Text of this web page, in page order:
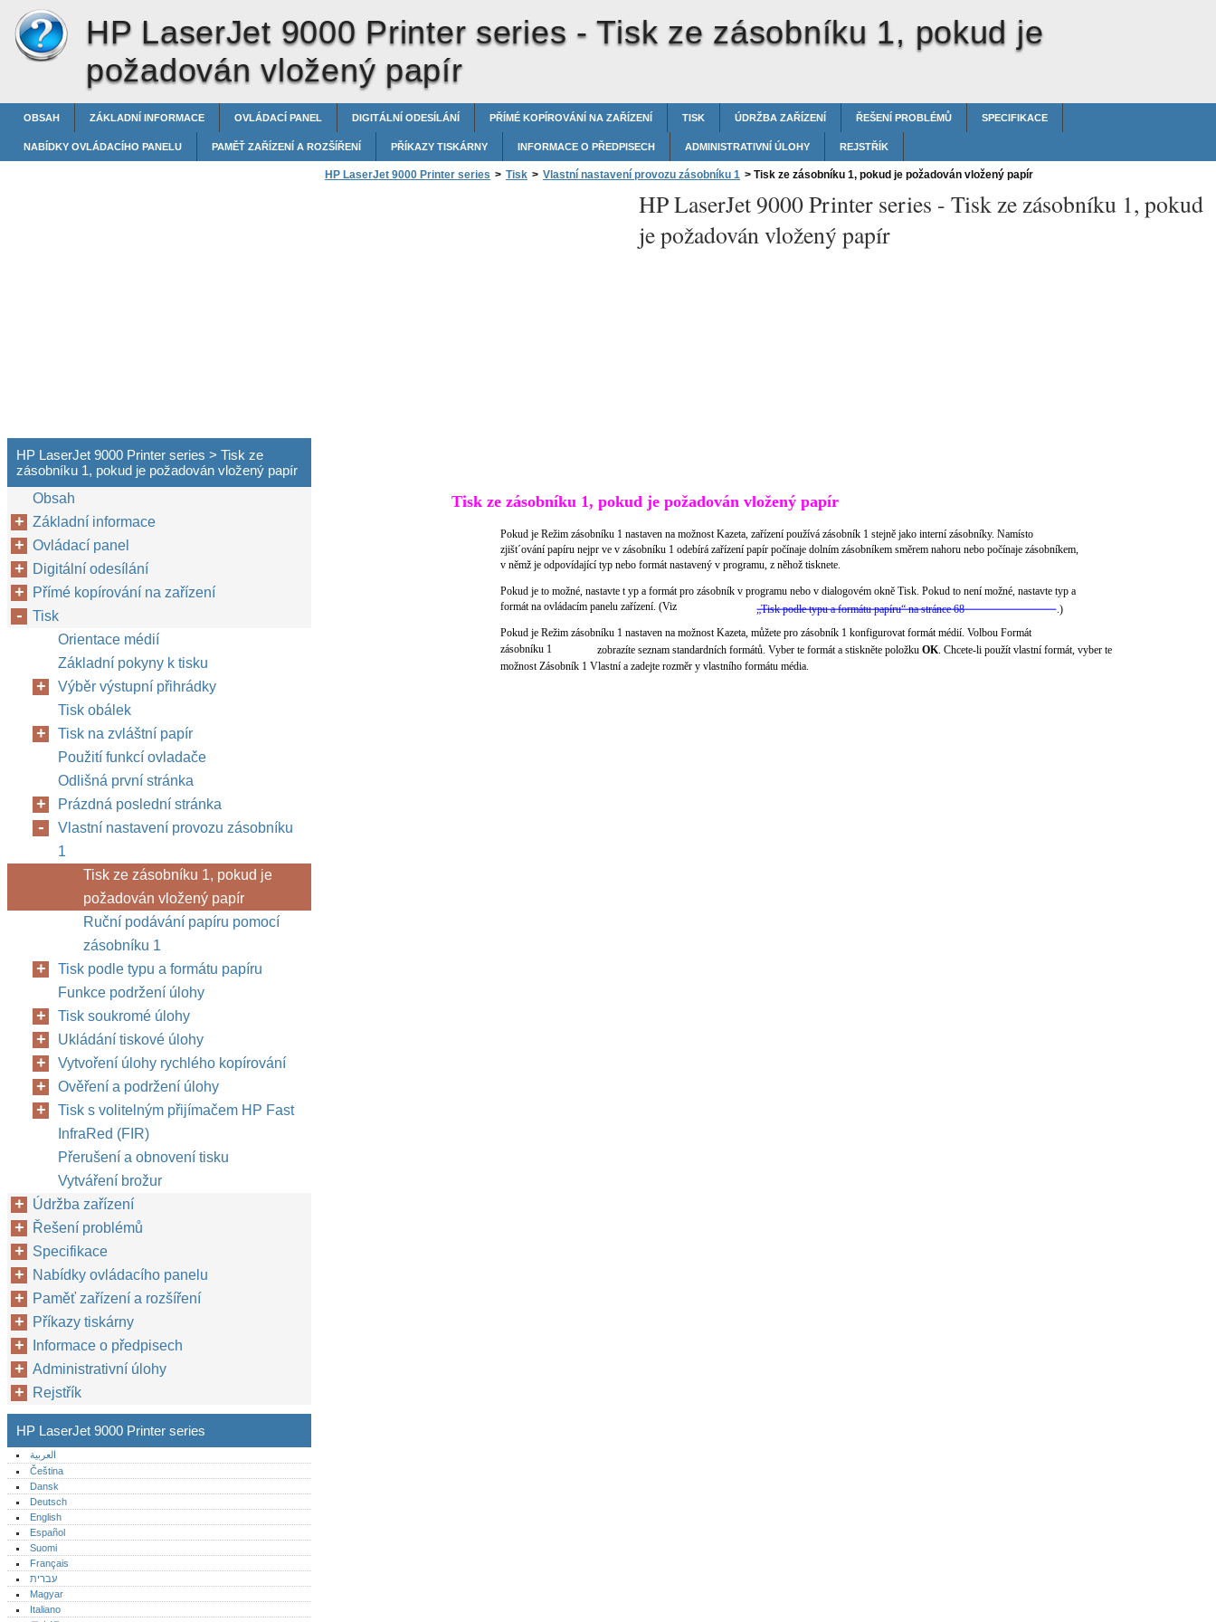
HP LaserJet 9000 Printer series -Tisk ze zásobníku 1, pokud je
požadován vložený papír
OBSAH ZÁKLADNÍ INFORMACE OVLÁDACÍ PANEL DIGITÁLNÍ ODESÍLÁNÍ PŘÍMÉ KOPÍROVÁNÍ NA ZAŘÍZENÍ TISK ÚDRŽBA ZAŘÍZENÍ ŘEŠENÍ PROBLÉMŮ SPECIFIKACE
NABÍDKY OVLÁDACÍHO PANELU PAMĚŤ ZAŘÍZENÍ A ROZŠÍŘENÍ PŘÍKAZY TISKÁRNY INFORMACE O PŘEDPISECH ADMINISTRATIVNÍ ÚLOHY REJSTŘÍK
HP LaserJet 9000 Printer series > Tisk > Vlastní nastavení provozu zásobníku 1 > Tisk ze zásobníku 1, pokud je požadován vložený papír
HP LaserJet 9000 Printer series - Tisk ze zásobníku 1, pokud
je požadován vložený papír
Tisk ze zásobníku 1, pokud je požadován vložený papír
Pokud je Režim zásobníku 1 nastaven na možnost Kazeta, zařízení používá zásobník 1 stejně jako interní zásobníky. Namísto
zjišt´ování papíru nejpr ve v zásobníku 1 odebírá zařízení papír počínaje dolním zásobníkem směrem nahoru nebo počínaje zásobníkem,
v němž je odpovídající typ nebo formát nastavený v programu, z něhož tisknete.
Pokud je to možné, nastavte t yp a formát pro zásobník v programu nebo v dialogovém okně Tisk. Pokud to není možné, nastavte typ a
formát na ovládacím panelu zařízení. (Viz
„Tisk podle typu a formátu papíru“ na stránce 68
.)
Pokud je Režim zásobníku 1 nastaven na možnost Kazeta, můžete pro zásobník 1 konfigurovat formát médií. Volbou Formát
zásobníku 1
zobrazíte seznam standardních formátů. Vyber te formát a stiskněte položku OK. Chcete-li použít vlastní formát, vyber te
možnost Zásobník 1 Vlastní a zadejte rozměr y vlastního formátu média.
HP LaserJet 9000 Printer series > Tisk ze
zásobníku 1, pokud je požadován vložený papír
Obsah
Základní informace
Ovládací panel
Digitální odesílání
Přímé kopírování na zařízení
Tisk
Orientace médií
Základní pokyny k tisku
Výběr výstupní přihrádky
Tisk obálek
Tisk na zvláštní papír
Použití funkcí ovladače
Odlišná první stránka
Prázdná poslední stránka
Vlastní nastavení provozu zásobníku
1
Tisk ze zásobníku 1, pokud je
požadován vložený papír
Ruční podávání papíru pomocí
zásobníku 1
Tisk podle typu a formátu papíru
Funkce podržení úlohy
Tisk soukromé úlohy
Ukládání tiskové úlohy
Vytvoření úlohy rychlého kopírování
Ověření a podržení úlohy
Tisk s volitelným přijímačem HP Fast
InfraRed (FIR)
Přerušení a obnovení tisku
Vytváření brožur
Údržba zařízení
Řešení problémů
Specifikace
Nabídky ovládacího panelu
Paměť zařízení a rozšíření
Příkazy tiskárny
Informace o předpisech
Administrativní úlohy
Rejstřík
HP LaserJet 9000 Printer series
العربية
Čeština
Dansk
Deutsch
English
Español
Suomi
Français
עברית
Magyar
Italiano